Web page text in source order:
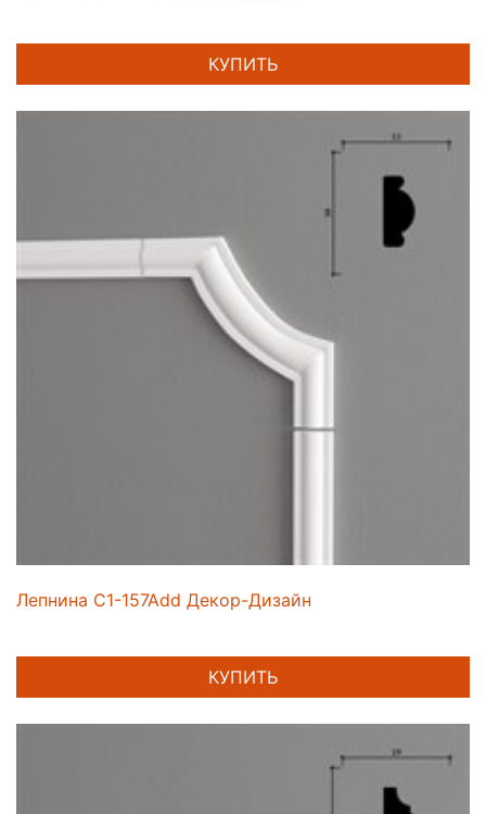
КУПИТЬ
Лепнина C1-157Add Декор-Дизайн
КУПИТЬ